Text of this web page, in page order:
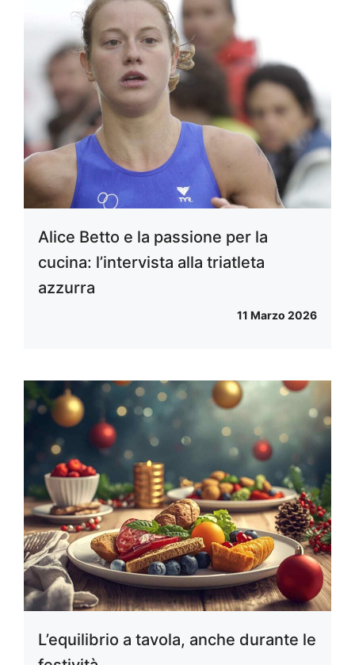
Alice Betto e la passione per la
cucina: l’intervista alla triatleta
azzurra
11 Marzo 2026
L’equilibrio a tavola, anche durante le